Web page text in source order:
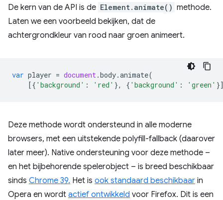
De kern van de API is de Element.animate() methode.
Laten we een voorbeeld bekijken, dat de
achtergrondkleur van rood naar groen animeert.
var player = document.body.animate(
[{ 'background' : 'red' }, { 'background' : 'green'
Deze methode wordt ondersteund in alle moderne
browsers, met een uitstekende polyfill-fallback (daarover
later meer). Native ondersteuning voor deze methode –
en het bijbehorende spelerobject – is breed beschikbaar
sinds Chrome 39. Het is ook standaard beschikbaar in
Opera en wordt actief ontwikkeld voor Firefox. Dit is een